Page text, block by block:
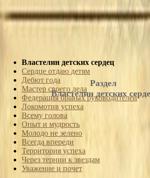
Властелин детских сердец
Сердце отдаю детям
Дебют года
Мастер своего дела
Федерация бравых руководителей
Локомотив успеха
Всему голова
Опыт и мудрость
Молодо не зелено
Всегда впереди
Территория успеха
Через тернии к звездам
Уважение и почет
Раздел
Властелин детских